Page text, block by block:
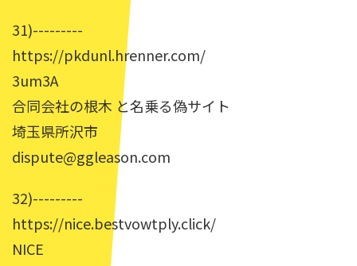
31)---------
https://pkdunl.hrenner.com/
3um3A
合同会社の根木 と名乗る偽サイト
埼玉県所沢市
dispute@ggleason.com
32)---------
https://nice.bestvowtply.click/
NICE